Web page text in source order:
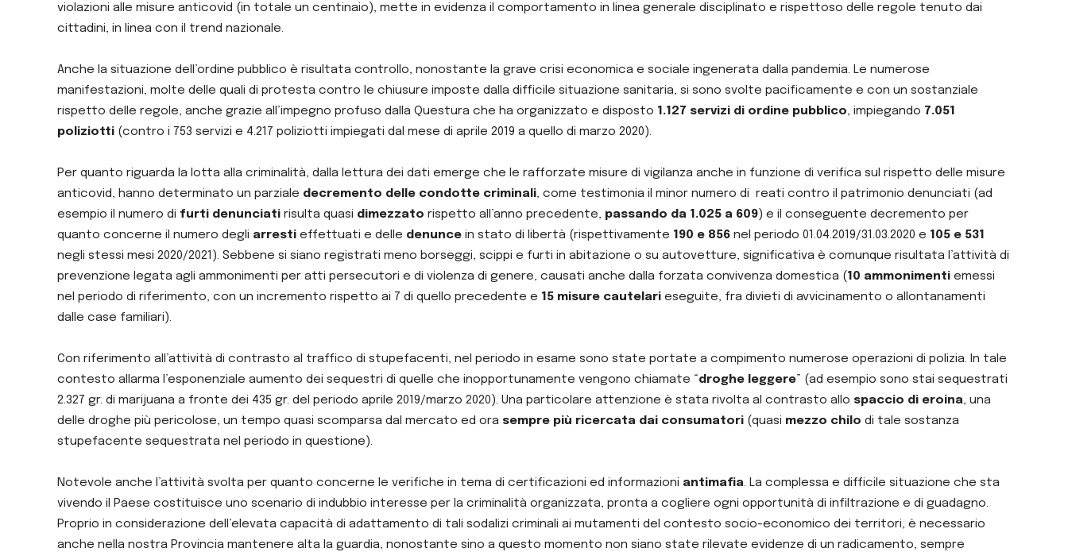
violazioni alle misure anticovid (in totale un centinaio), mette in evidenza il comportamento in linea generale disciplinato e rispettoso delle regole tenuto dai
cittadini, in linea con il trend nazionale.
Anche la situazione dell’ordine pubblico è risultata controllo, nonostante la grave crisi economica e sociale ingenerata dalla pandemia. Le numerose
manifestazioni, molte delle quali di protesta contro le chiusure imposte dalla difficile situazione sanitaria, si sono svolte pacificamente e con un sostanziale
rispetto delle regole, anche grazie all’impegno profuso dalla Questura che ha organizzato e disposto 1.127 servizi di ordine pubblico, impiegando 7.051
poliziotti (contro i 753 servizi e 4.217 poliziotti impiegati dal mese di aprile 2019 a quello di marzo 2020).
Per quanto riguarda la lotta alla criminalità, dalla lettura dei dati emerge che le rafforzate misure di vigilanza anche in funzione di verifica sul rispetto delle misure
anticovid, hanno determinato un parziale decremento delle condotte criminali, come testimonia il minor numero di reati contro il patrimonio denunciati (ad
esempio il numero di furti denunciati risulta quasi dimezzato rispetto all’anno precedente, passando da 1.025 a 609) e il conseguente decremento per
quanto concerne il numero degli arresti effettuati e delle denunce in stato di libertà (rispettivamente 190 e 856 nel periodo 01.04.2019/31.03.2020 e 105 e 531
negli stessi mesi 2020/2021). Sebbene si siano registrati meno borseggi, scippi e furti in abitazione o su autovetture, significativa è comunque risultata l’attività di
prevenzione legata agli ammonimenti per atti persecutori e di violenza di genere, causati anche dalla forzata convivenza domestica (10 ammonimenti emessi
nel periodo di riferimento, con un incremento rispetto ai 7 di quello precedente e 15 misure cautelari eseguite, fra divieti di avvicinamento o allontanamenti
dalle case familiari).
Con riferimento all’attività di contrasto al traffico di stupefacenti, nel periodo in esame sono state portate a compimento numerose operazioni di polizia. In tale
contesto allarma l’esponenziale aumento dei sequestri di quelle che inopportunamente vengono chiamate “droghe leggere” (ad esempio sono stai sequestrati
2.327 gr. di marijuana a fronte dei 435 gr. del periodo aprile 2019/marzo 2020). Una particolare attenzione è stata rivolta al contrasto allo spaccio di eroina, una
delle droghe più pericolose, un tempo quasi scomparsa dal mercato ed ora sempre più ricercata dai consumatori (quasi mezzo chilo di tale sostanza
stupefacente sequestrata nel periodo in questione).
Notevole anche l’attività svolta per quanto concerne le verifiche in tema di certificazioni ed informazioni antimafia. La complessa e difficile situazione che sta
vivendo il Paese costituisce uno scenario di indubbio interesse per la criminalità organizzata, pronta a cogliere ogni opportunità di infiltrazione e di guadagno.
Proprio in considerazione dell’elevata capacità di adattamento di tali sodalizi criminali ai mutamenti del contesto socio-economico dei territori, è necessario
anche nella nostra Provincia mantenere alta la guardia, nonostante sino a questo momento non siano state rilevate evidenze di un radicamento, sempre